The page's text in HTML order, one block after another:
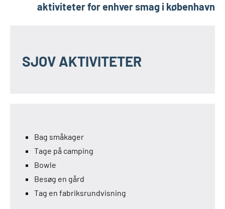
aktiviteter for enhver smag i københavn
SJOV AKTIVITETER
Bag småkager
Tage på camping
Bowle
Besøg en gård
Tag en fabriksrundvisning